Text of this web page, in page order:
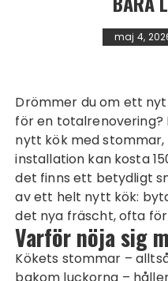
maj 4,
Drömmer du om ett nytt kök men har inte budget
för en totalrenovering?
nytt kök med
installation kan kosta
det finns ett betydligt
av ett helt nytt kök:
det nya fräscht, ofta
Varför nöja sig
Kökets stommar –